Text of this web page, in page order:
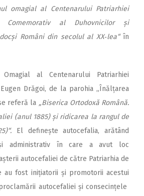
omagial al Centenarului Patriarhiei
al Duhovnicilor și
Români din secolul al XX‑lea“în
al Centenarului Patriarhiei
Drăgoi, de la parohia „Înălțarea
referă la „Biserica Ortodoxă Română.
(anul 1885) și ridicarea la rangul de
El definește autocefalia, arătând
administrativ în care a avut loc
autocefaliei de către Patriarhia de
au fost inițiatorii și promotorii acestui
autocefaliei și consecințele